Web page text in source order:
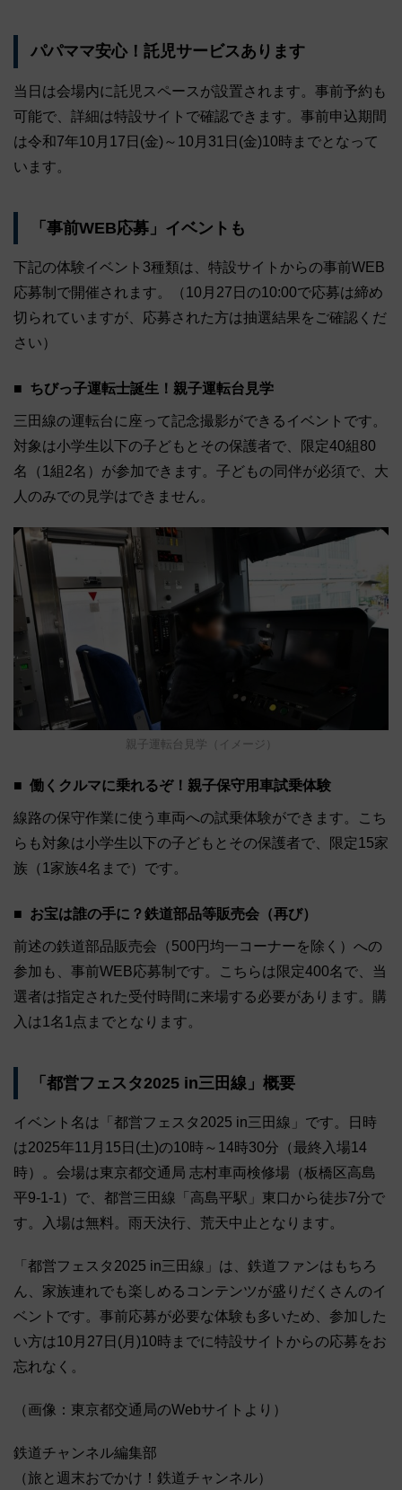
パパママ安心！託児サービスあります
当日は会場内に託児スペースが設置されます。事前予約も
可能で、詳細は特設サイトで確認できます。事前申込期間
は令和7年10月17日(金)～10月31日(金)10時までとなって
います。
「事前WEB応募」イベントも
下記の体験イベント3種類は、特設サイトからの事前WEB
応募制で開催されます。（10月27日の10:00で応募は締め
切られていますが、応募された方は抽選結果をご確認くだ
さい）
ちびっ子運転士誕生！親子運転台見学
三田線の運転台に座って記念撮影ができるイベントです。
対象は小学生以下の子どもとその保護者で、限定40組80
名（1組2名）が参加できます。子どもの同伴が必須で、大
人のみでの見学はできません。
親子運転台見学（イメージ）
働くクルマに乗れるぞ！親子保守用車試乗体験
線路の保守作業に使う車両への試乗体験ができます。こち
らも対象は小学生以下の子どもとその保護者で、限定15家
族（1家族4名まで）です。
お宝は誰の手に？鉄道部品等販売会（再び）
前述の鉄道部品販売会（500円均一コーナーを除く）への
参加も、事前WEB応募制です。こちらは限定400名で、当
選者は指定された受付時間に来場する必要があります。購
入は1名1点までとなります。
「都営フェスタ2025 in三田線」概要
イベント名は「都営フェスタ2025 in三田線」です。日時
は2025年11月15日(土)の10時～14時30分（最終入場14
時）。会場は東京都交通局 志村車両検修場（板橋区高島
平9-1-1）で、都営三田線「高島平駅」東口から徒歩7分で
す。入場は無料。雨天決行、荒天中止となります。
「都営フェスタ2025 in三田線」は、鉄道ファンはもちろ
ん、家族連れでも楽しめるコンテンツが盛りだくさんのイ
ベントです。事前応募が必要な体験も多いため、参加した
い方は10月27日(月)10時までに特設サイトからの応募をお
忘れなく。
（画像：東京都交通局のWebサイトより）
鉄道チャンネル編集部
（旅と週末おでかけ！鉄道チャンネル）